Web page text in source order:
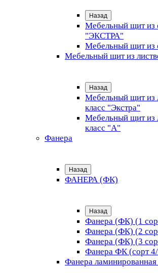
Назад
Мебельный щит из
"ЭКСТРА"
Мебельный щит из
Мебельный щит из
Назад
Мебельный щит из
класс "Экстра"
Мебельный щит из
класс "А"
Фанера
Назад
ФАНЕРА (ФК)
Назад
Фанера (ФК) (1
Фанера (ФК) (2
Фанера (ФК) (3
Фанера ФК (сорт
Фанера